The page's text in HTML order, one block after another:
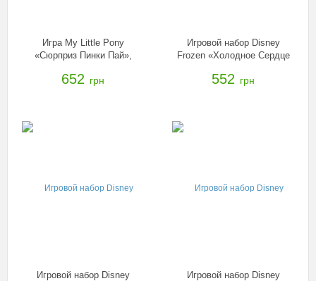
Игра My Little Pony
«Сюрприз Пинки Пай»,
652 грн
Игровой набор Disney
Frozen «Холодное Сердце
552 грн
Игровой набор Disney
Игровой набор Disney